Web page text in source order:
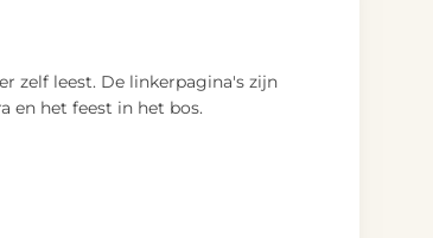
zelf leest. De linkerpagina's zijn
en het feest in het bos.